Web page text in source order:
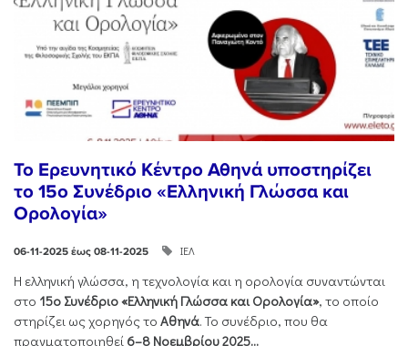
Το Ερευνητικό Κέντρο Αθηνά υποστηρίζει
το 15ο Συνέδριο «Ελληνική Γλώσσα και
Ορολογία»
06-11-2025 έως 08-11-2025 ΙΕΛ
Η ελληνική γλώσσα, η τεχνολογία και η ορολογία συναντώνται
στο 15ο Συνέδριο «Ελληνική Γλώσσα και Ορολογία», το οποίο
στηρίζει ως χορηγός το Αθηνά. Το συνέδριο, που θα
πραγματοποιηθεί 6–8 Νοεμβρίου 2025...